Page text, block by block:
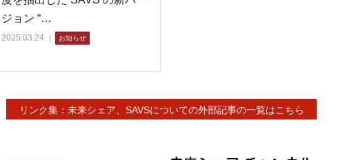
ジョン “…
2025.03.24 お知らせ
リンク集：未来シェア、SAVSについての外部記事の一覧はこちら